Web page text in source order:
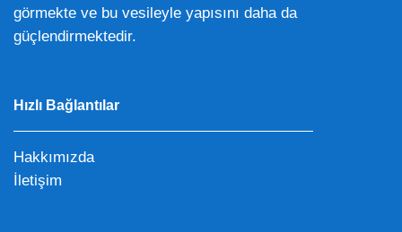
görmekte ve bu vesileyle yapısını daha da
güçlendirmektedir.
Hızlı Bağlantılar
Hakkımızda
İletişim